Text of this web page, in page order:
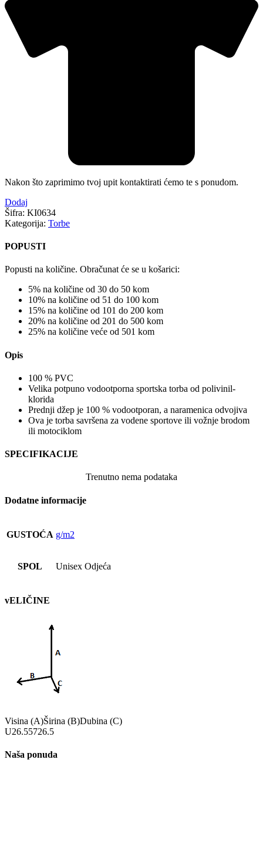
Nakon što zaprimimo tvoj upit kontaktirati ćemo te s ponudom.
Dodaj
Šifra: KI0634
Kategorija: Torbe
POPUSTI
Popusti na količine. Obračunat će se u košarici:
5% na količine od 30 do 50 kom
10% na količine od 51 do 100 kom
15% na količine od 101 do 200 kom
20% na količine od 201 do 500 kom
25% na količine veće od 501 kom
Opis
100 % PVC
Velika potpuno vodootporna sportska torba od polivinil-
klorida
Prednji džep je 100 % vodootporan, a naramenica odvojiva
Ova je torba savršena za vodene sportove ili vožnje brodom
ili motociklom
SPECIFIKACIJE
Trenutno nema podataka
Dodatne informacije
GUSTOĆA g/m2
SPOL Unisex Odjeća
vELIČINE
Visina (A)Širina (B)Dubina (C)
U26.55726.5
Naša ponuda